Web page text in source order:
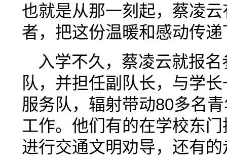
也就是从那一刻起，蔡凌
者，把这份温暖和感动传
入学不久，蔡凌云就报
队，并担任副队长，与学
服务队，辐射带动80多名
工作。他们有的在学校东
进行交通文明劝导，还有